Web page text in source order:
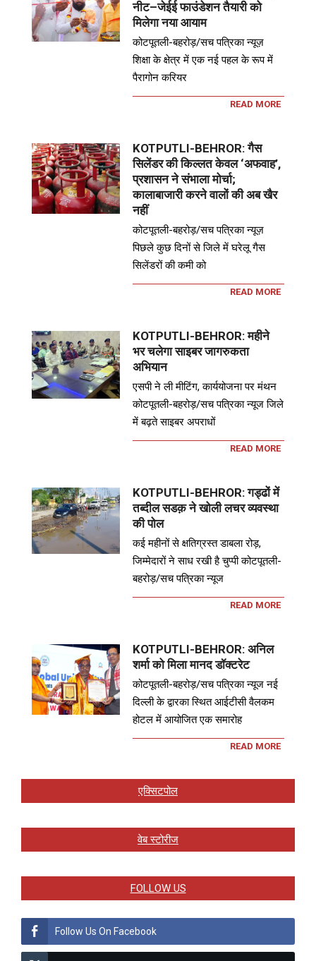
नीट–जेईई फाउंडेशन तैयारी को
मिलेगा नया आयाम
कोटपूतली-बहरोड़/सच पत्रिका न्यूज़
शिक्षा के क्षेत्र में एक नई पहल के रूप में
पैरागोन करियर
READ MORE
KOTPUTLI-BEHROR: गैस
सिलेंडर की किल्लत केवल ‘अफवाह’,
प्रशासन ने संभाला मोर्चा;
कालाबाजारी करने वालों की अब खैर
नहीं
कोटपूतली-बहरोड़/सच पत्रिका न्यूज़
पिछले कुछ दिनों से जिले में घरेलू गैस
सिलेंडरों की कमी को
READ MORE
KOTPUTLI-BEHROR: महीने
भर चलेगा साइबर जागरुकता
अभियान
एसपी ने ली मीटिंग, कार्ययोजना पर मंथन
कोटपूतली-बहरोड़/सच पत्रिका न्यूज जिले
में बढ़ते साइबर अपराधों
READ MORE
KOTPUTLI-BEHROR: गड्ढों में
तब्दील सडक़ ने खोली लचर व्यवस्था
की पोल
कई महीनों से क्षतिग्रस्त डाबला रोड़,
जिम्मेदारों ने साध रखी है चुप्पी कोटपूतली-
बहरोड़/सच पत्रिका न्यूज
READ MORE
KOTPUTLI-BEHROR: अनिल
शर्मा को मिला मानद डॉक्टरेट
कोटपूतली-बहरोड़/सच पत्रिका न्यूज नई
दिल्ली के द्वारका स्थित आईटीसी वैलकम
होटल में आयोजित एक समारोह
READ MORE
एक्सिटपोल
वेब स्टोरीज
FOLLOW US
Follow Us On Facebook